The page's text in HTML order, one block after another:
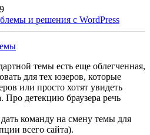
и решения с WordPress
темы есть еще облегченная,
для тех юзеров, которые
или просто хотят увидеть
Про детекцию браузера речь
команду на смену темы для
всего сайта).